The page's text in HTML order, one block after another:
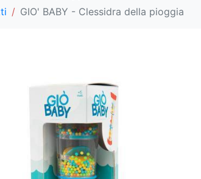
GIO' BABY - Clessidra della pioggia